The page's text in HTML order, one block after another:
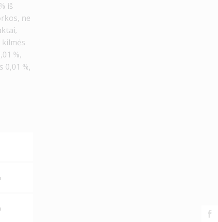
iš
ne
%,
0,01 %,